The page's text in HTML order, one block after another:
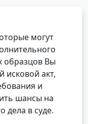
могут
образцов Вы
исковой акт,
и
шансы на
дела в суде.